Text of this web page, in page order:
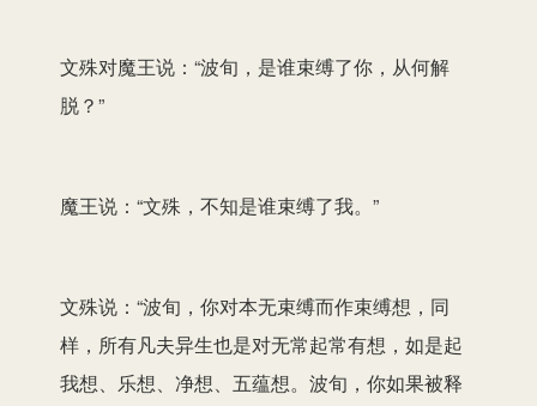
文殊对魔王说：“波旬，是谁束缚了你，从何解
脱？”
魔王说：“文殊，不知是谁束缚了我。”
文殊说：“波旬，你对本无束缚而作束缚想，同
样，所有凡夫异生也是对无常起常有想，如是起
我想、乐想、净想、五蕴想。波旬，你如果被释